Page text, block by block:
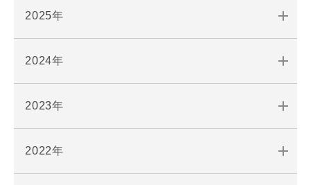
2025年
2024年
2023年
2022年